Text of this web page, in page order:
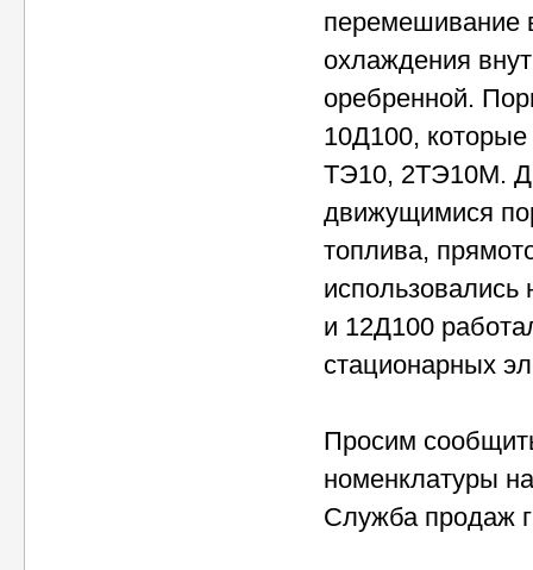
перемешивание
охлаждения
оребренной.
10Д100, которые
ТЭ10, 2ТЭ10М.
движущимися
топлива,
и 12Д100
стационарных
Просим
номенклатуры
Служба продаж